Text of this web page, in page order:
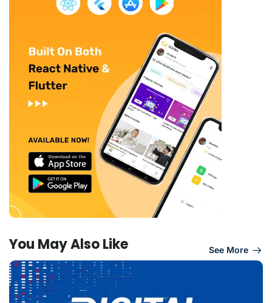
You May Also Like See More